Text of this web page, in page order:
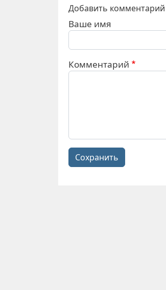
Добавить комментарий
Ваше имя
Комментарий
Сохранить